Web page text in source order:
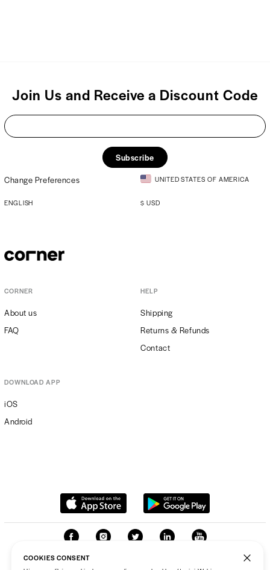
Join Us and Receive a Discount Code
Subscribe
Change Preferences
UNITED STATES OF AMERICA
ENGLISH $ USD
CORNER
About us
FAQ
HELP
Shipping
Returns & Refunds
Contact
DOWNLOAD APP
iOS
Android
COOKIES CONSENT